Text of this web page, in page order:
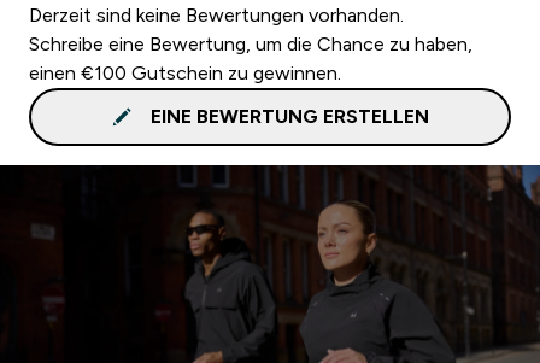
Derzeit sind keine Bewertungen vorhanden.
Schreibe eine Bewertung, um die Chance zu haben,
einen €100 Gutschein zu gewinnen.
EINE BEWERTUNG ERSTELLEN